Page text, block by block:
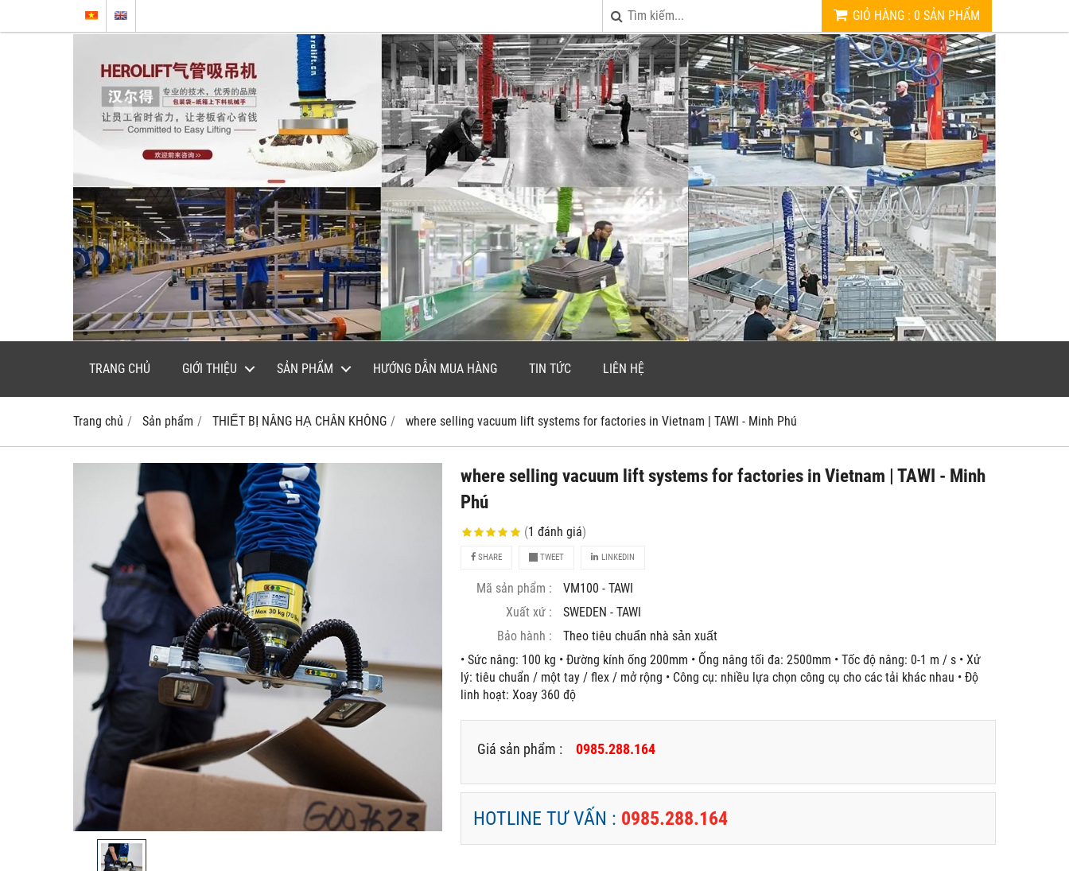
GIỎ HÀNG : 0 SẢN PHẨM
TRANG CHỦ GIỚI THIỆU SẢN PHẨM HƯỚNG DẪN MUA HÀNG TIN TỨC LIÊN HỆ
Trang chủ Sản phẩm THIẾT BỊ NÂNG HẠ CHÂN KHÔNG where selling vacuum lift systems for factories in Vietnam | TAWI - Minh Phú
where selling vacuum lift systems for factories in Vietnam | TAWI - Minh
Phú
(1đánh giá)
SHARE TWEET LINKEDIN
Mã sản phẩm :
VM100 - TAWI
Xuất xứ :
SWEDEN - TAWI
Bảo hành :
Theo tiêu chuẩn nhà sản xuất
• Sức nâng: 100 kg • Đường kính ống 200mm • Ống nâng tối đa: 2500mm • Tốc độ nâng: 0-1 m / s • Xử
lý: tiêu chuẩn / một tay / flex / mở rộng • Công cụ: nhiều lựa chọn công cụ cho các tải khác nhau • Độ
linh hoạt: Xoay 360 độ
Giá sản phẩm : 0985.288.164
HOTLINE TƯ VẤN : 0985.288.164